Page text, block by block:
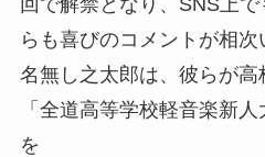
らも喜びのコメントが相次
名無し之太郎は、彼らが
「全道高等学校軽音楽新
を